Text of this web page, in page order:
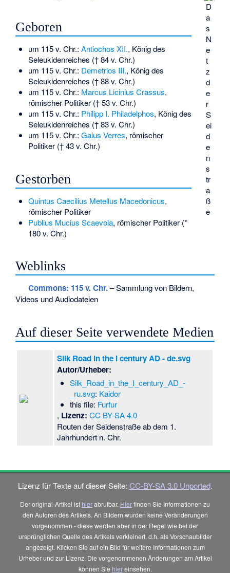
D
a
s
N
e
t
z
d
e
r
S
ei
d
e
n
s
tr
a
ß
e
Geboren
um 115 v. Chr.: Antiochos XII., König des
Seleukidenreiches († 84 v. Chr.)
um 115 v. Chr.: Demetrios III., König des
Seleukidenreiches († 88 v. Chr.)
um 115 v. Chr.: Marcus Licinius Crassus,
römischer Politiker († 53 v. Chr.)
um 115 v. Chr.: Philipp I. Philadelphos, König des
Seleukidenreiches († 83 v. Chr.)
um 115 v. Chr.: Gaius Verres, römischer
Politiker († 43 v. Chr.)
Gestorben
Quintus Caecilius Metellus Macedonicus,
römischer Politiker
Publius Mucius Scaevola, römischer Politiker (*
180 v. Chr.)
Weblinks
Commons: 115 v. Chr.– Sammlung von Bildern,
Videos und Audiodateien
Auf dieser Seite verwendete Medien
Silk Road in the I century AD - de.svg
Autor/Urheber:
Silk_Road_in_the_I_century_AD_-
_ru.svg: Kaidor
this file: Furfur
, Lizenz: CC BY-SA 4.0
Routen der Seidenstraße ab dem 1.
Jahrhundert n. Chr.
Lizenz für Texte auf dieser Seite: CC-BY-SA 3.0 Unported.
Der original-Artikel ist hierabrufbar. Hierfinden Sie Informationen zu
den Autoren des Artikels. An Bildern wurden keine Veränderungen
vorgenommen - diese werden aber in der Regel wie bei der
ursprünglichen Quelle des Artikels verkleinert, d.h. als Vorschaubilder
angezeigt. Klicken Sie auf ein Bild für weitere Informationen zum
Urheber und zur Lizenz. Die vorgenommenen Änderungen am Artikel
können Sie hiereinsehen.